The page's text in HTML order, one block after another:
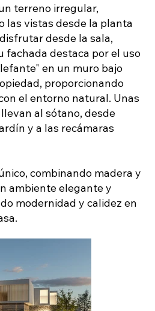
terreno irregular,
las vistas desde la planta
desde la sala,
fachada destaca por el uso
en un muro bajo
proporcionando
el entorno natural. Unas
al sótano, desde
y a las recámaras
combinando madera y
ambiente elegante y
modernidad y calidez en